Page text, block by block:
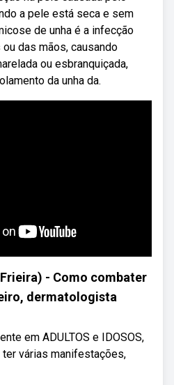
a pele está seca e sem
de unha é a infecção
das mãos, causando
ou esbranquiçada,
da unha da.
- Como combater
dermatologista
em ADULTOS e IDOSOS,
várias manifestações,